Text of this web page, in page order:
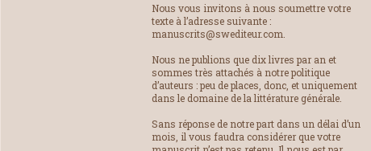
Nous vous invitons à nous soumettre votre
texte à l’adresse suivante :
manuscrits@swediteur.com.
Nous ne publions que dix livres par an et
sommes très attachés à notre politique
d’auteurs : peu de places, donc, et uniquement
dans le domaine de la littérature générale.
Sans réponse de notre part dans un délai d’un
mois, il vous faudra considérer que votre